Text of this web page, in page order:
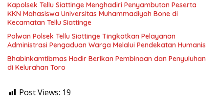
Kapolsek Tellu Siattinge Menghadiri Penyambutan Peserta
KKN Mahasiswa Universitas Muhammadiyah Bone di
Kecamatan Tellu Siattinge
Polwan Polsek Tellu Siattinge Tingkatkan Pelayanan
Administrasi Pengaduan Warga Melalui Pendekatan Humanis
Bhabinkamtibmas Hadir Berikan Pembinaan dan Penyuluhan
di Kelurahan Toro
Post Views: 19